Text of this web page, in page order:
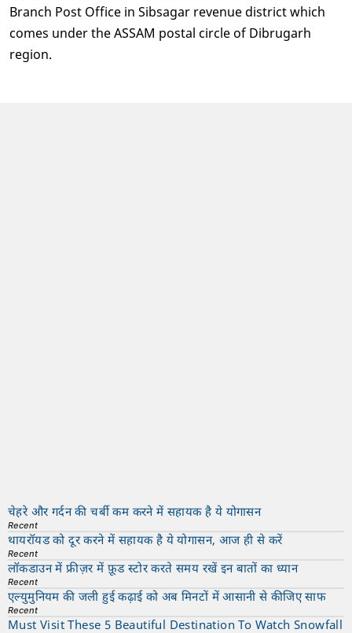
Branch Post Office in Sibsagar revenue district which
comes under the ASSAM postal circle of Dibrugarh
region.
चेहरे और गर्दन की चर्बी कम करने में सहायक है ये योगासन
Recent
थायरॉयड को दूर करने में सहायक है ये योगासन, आज ही से करें
Recent
लॉकडाउन में फ्रीज़र में फ़ूड स्टोर करते समय रखें इन बातों का ध्यान
Recent
एल्युमुनियम की जली हुई कढ़ाई को अब मिनटों में आसानी से कीजिए साफ
Recent
Must Visit These 5 Beautiful Destination To Watch Snowfall